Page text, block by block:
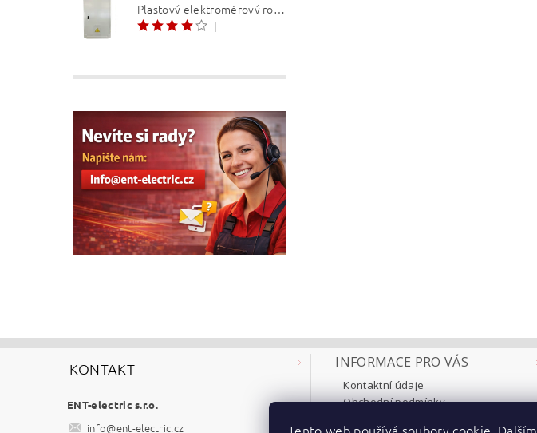
Plastový elektroměrový rozvaděč ER 212 NVP7P 40A QM (3f 1/2 S) 1bod. (O3/4)
|
KONTAKT
ENT-electric s.r.o.
info@ent-electric.cz
INFORMACE PRO VÁS
Kontaktní údaje
Obchodní podmínky